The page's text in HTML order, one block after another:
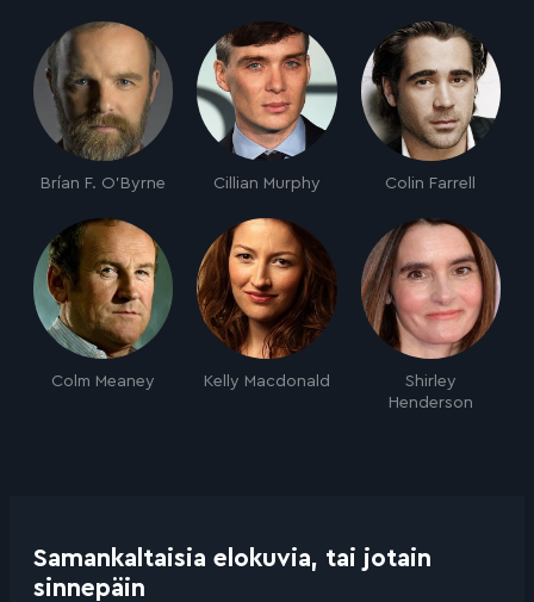
Brían F. O'Byrne Cillian Murphy Colin Farrell
Colm Meaney Kelly Macdonald
Shirley
Henderson
Samankaltaisia elokuvia, tai jotain
sinnepäin